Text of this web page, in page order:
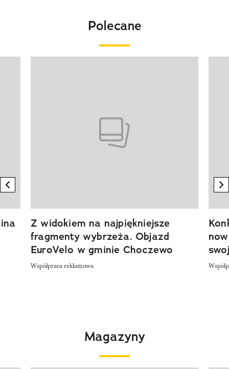
Polecane
previous element
Z widokiem na najpiękniejsze
fragmenty wybrzeża. Objazd
EuroVelo w gminie Choczewo
Współpraca reklamowa
Magazyny